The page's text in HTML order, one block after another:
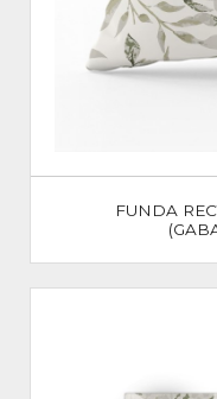
FUNDA